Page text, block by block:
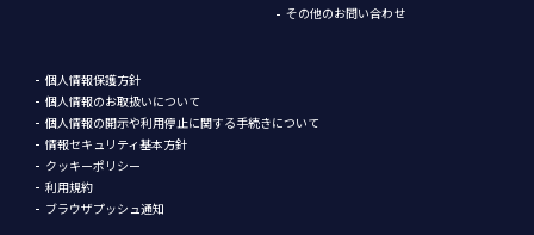
その他のお問い合わせ
個人情報保護方針
個人情報のお取扱いについて
個人情報の開示や利用停止に関する手続きについて
情報セキュリティ基本方針
クッキーポリシー
利用規約
ブラウザプッシュ通知